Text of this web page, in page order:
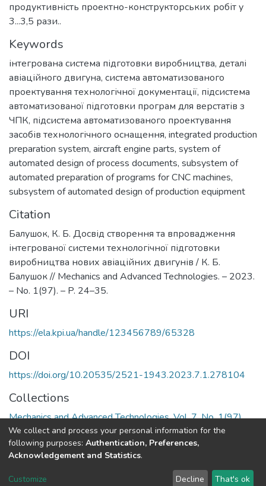
продуктивність проектно-конструкторських робіт у
3...3,5 рази..
Keywords
інтегрована система підготовки виробництва, деталі
авіаційного двигуна, система автоматизованого
проектування технологічної документації, підсистема
автоматизованої підготовки програм для верстатів з
ЧПК, підсистема автоматизованого проектування
засобів технологічного оснащення, integrated production
preparation system, aircraft engine parts, system of
automated design of process documents, subsystem of
automated preparation of programs for CNC machines,
subsystem of automated design of production equipment
Citation
Балушок, К. Б. Досвід створення та впровадження
інтегрованої системи технологічної підготовки
виробництва нових авіаційних двигунів / К. Б.
Балушок // Mechanics and Advanced Technologies. – 2023.
– No. 1(97). – P. 24–35.
URI
https://ela.kpi.ua/handle/123456789/65328
DOI
https://doi.org/10.20535/2521-1943.2023.7.1.278104
Collections
Mechanics and Advanced Technologies, Vol. 7, No. 1(97)
Full item page
DSpace software copyright © 2002-2026 LYRASIS
We collect and process your personal information for the
following purposes: Authentication, Preferences,
Acknowledgement and Statistics.
Customize Decline That's ok